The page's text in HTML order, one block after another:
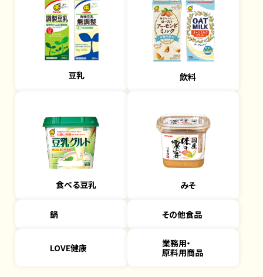
豆乳 飲料
食べる豆乳 みそ
鍋 その他食品
LOVE健康
業務用・
原料用商品